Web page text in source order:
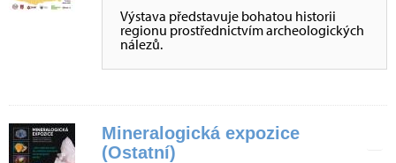
Výstava představuje bohatou historii
regionu prostřednictvím archeologických
nálezů.
Mineralogická expozice
(Ostatní)